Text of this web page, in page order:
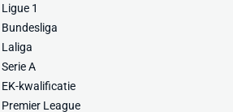
Ligue 1
Bundesliga
Laliga
Serie A
EK-kwalificatie
Premier League